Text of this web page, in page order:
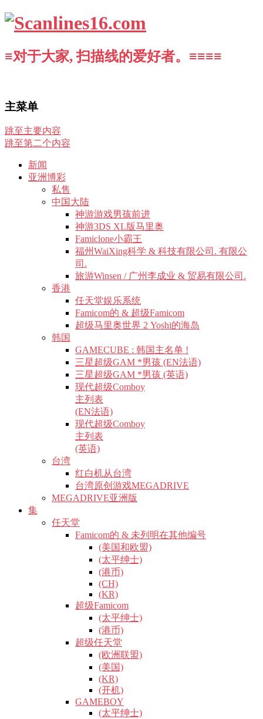
≡对于大家, 扫描线的爱好者。≡≡≡≡
主菜单
跳至主要内容
跳至第二个内容
新闻
亚洲博彩
私售
中国大陆
神游游戏男孩前进
神游3DS XL版马里奥
Famiclone小霸王
福州WaiXing科学 & 科技有限公司. 有限公
司.
旅游Winsen / 广州李成业 & 贸易有限公司.
香港
任天堂娱乐系统
Famicom的 & 超级Famicom
超级马里奥世界 2 Yoshi的海岛
韩国
GAMECUBE : 韩国主名单 !
三星超级GAM *男孩 (EN法语)
三星超级GAM *男孩 (英语)
现代超级Comboy
主列表
(EN法语)
现代超级Comboy
主列表
(英语)
台湾
红白机从台湾
台湾原创游戏MEGADRIVE
MEGADRIVE亚洲版
集
任天堂
Famicom的 & 未列明在其他编号
(美国和欧盟)
(太平绅士)
(港币)
(CH)
(KR)
超级Famicom
(太平绅士)
(港币)
超级任天堂
(欧洲联盟)
(美国)
(KR)
(开机)
GAMEBOY
(太平绅士)